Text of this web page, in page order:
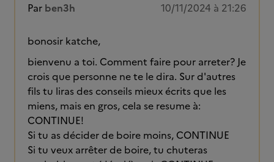
Par ben3h 10/11/2024 à 21:26
bonosir katche,
bienvenu a toi. Comment faire pour arreter? Je
crois que personne ne te le dira. Sur d'autres
fils tu liras des conseils mieux écrits que les
miens, mais en gros, cela se resume à:
CONTINUE!
Si tu as décider de boire moins, CONTINUE
Si tu veux arrêter de boire, tu chuteras